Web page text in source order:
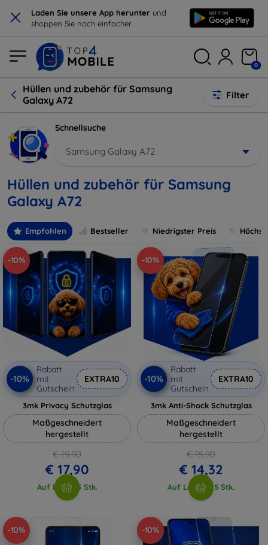
× Laden Sie unsere App herunter und
shoppen Sie noch einfacher.
0
Hüllen und zubehör für Samsung
Galaxy A72
Filter
Schnellsuche
Samsung Galaxy A72
Hüllen und zubehör für Samsung
Galaxy A72
Empfohlen Bestseller Niedrigster Preis
-10%
-10%
Rabatt
mit
Gutschein
EXTRA10
3mk Privacy Schutzglas
Maßgeschneidert
hergestellt
€ 19,90
€ 17,90
Auf Lager 3 Stk.
-10%
-10%
Rabatt
mit
Gutschein
EXTRA10
3mk Anti-Shock Schutzglas
Maßgeschneidert
hergestellt
€ 15,90
€ 14,32
Auf Lager > 5 Stk.
-10% -10%